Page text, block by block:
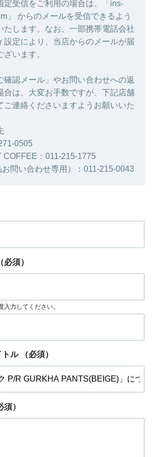
定受信をご利用の場合は、「ins-
」 からのメールを受信できるよう
たします。なお、一部携帯電話会社
設定により、当店からのメールが届
います。
確認メール」やお問い合わせへの返
合は、大変お手数ですが、下記店舗
ご連絡くださいますようお願いいた
0505
COFFEE：011-215-1775
お問い合わせ専用）：011-215-0043
（必須）
力してください。
トル （必須）
須）